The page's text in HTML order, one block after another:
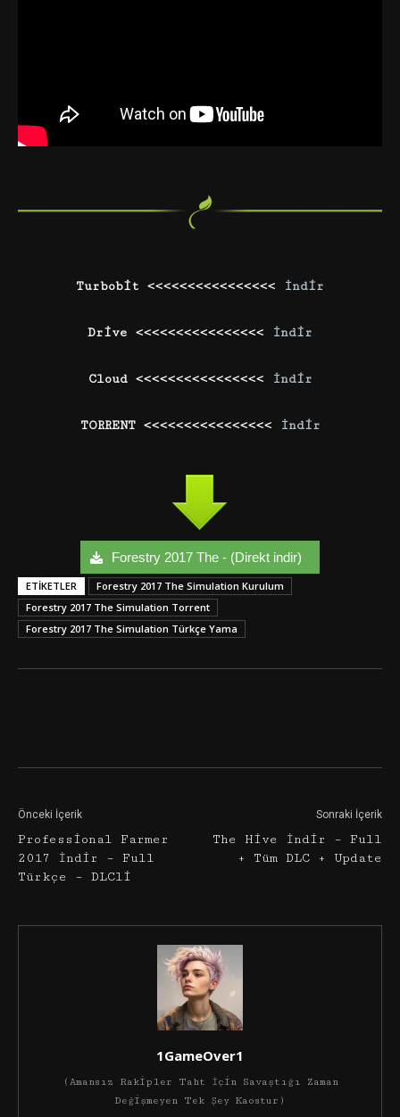
Turbobit <<<<<<<<<<<<<<<< İndir
Drive <<<<<<<<<<<<<<<< İndir
Cloud <<<<<<<<<<<<<<<< İndir
TORRENT <<<<<<<<<<<<<<<< İndir
Forestry 2017 The - (Direkt indir)
ETIKETLER
Forestry 2017 The Simulation Kurulum
Forestry 2017 The Simulation Torrent
Forestry 2017 The Simulation Türkçe Yama
Önceki İçerik
Professional Farmer
2017 İndir – Full
Türkçe – DLCli
Sonraki İçerik
The Hive İndir – Full
+ Tüm DLC + Update
1GameOver1
(Amansız Rakipler Taht İçin Savaştığı Zaman
Değişmeyen Tek Şey Kaostur)